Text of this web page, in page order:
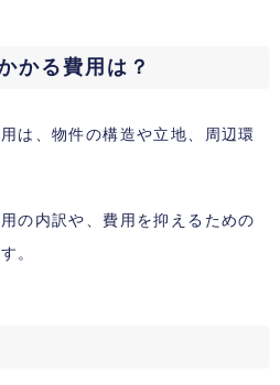
かる費用は？
は、物件の構造や立地、周辺環
の内訳や、費用を抑えるための
。